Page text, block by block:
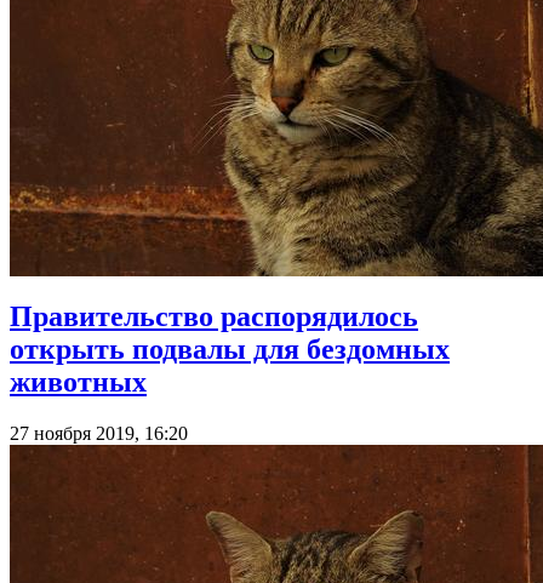
Правительство распорядилось
открыть подвалы для бездомных
животных
27 ноября 2019, 16:20